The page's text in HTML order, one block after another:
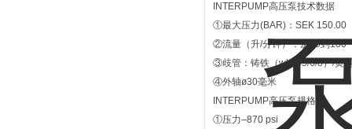
INTERPUMP高压泵技术数据
①最大压力(BAR)：SEK 150.00
②流量（升/分钟）：从70到100
③歧管：铸铁（wk155/6/8）/黄
④外轴ø30毫米
INTERPUMP高压泵规格
①压力–870 psi